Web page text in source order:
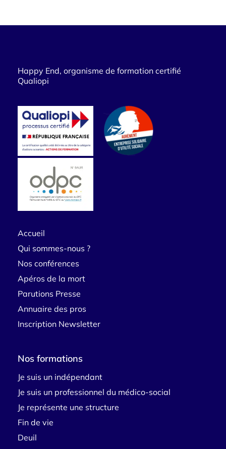
Happy End, organisme de formation certifié
Qualiopi
Accueil
Qui sommes-nous ?
Nos conférences
Apéros de la mort
Parutions Presse
Annuaire des pros
Inscription Newsletter
Nos formations
Je suis un indépendant
Je suis un professionnel du médico-social
Je représente une structure
Fin de vie
Deuil